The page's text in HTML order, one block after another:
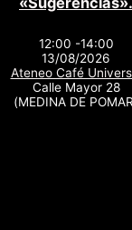
12:00 -14:00
13/08/2026
Ateneo Café
Calle Mayor 28
(MEDINA DE